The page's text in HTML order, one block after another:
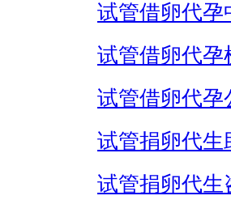
试管借卵代孕
试管借卵代孕
试管借卵代孕
试管捐卵代生
试管捐卵代生